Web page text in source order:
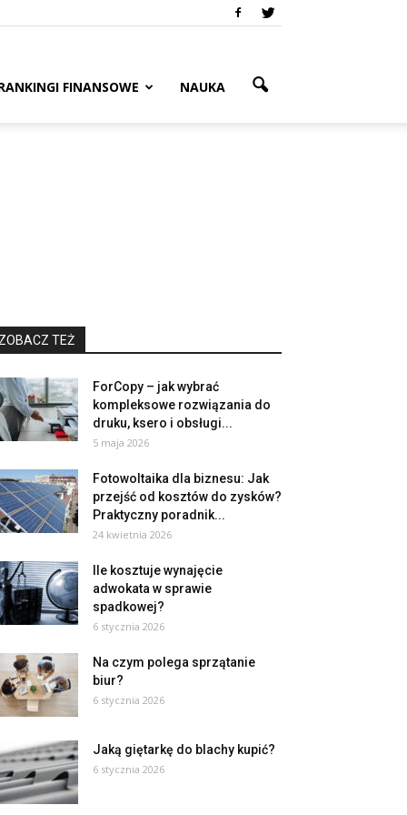
FINANSOWE NAUKA
ZOBACZ TEŻ
ForCopy – jak wybrać
kompleksowe rozwiązania do
druku, ksero i obsługi...
5 maja 2026
Fotowoltaika dla biznesu: Jak
przejść od kosztów do zysków?
Praktyczny poradnik...
24 kwietnia 2026
Ile kosztuje wynajęcie
adwokata w sprawie
spadkowej?
6 stycznia 2026
Na czym polega sprzątanie
biur?
6 stycznia 2026
Jaką giętarkę do blachy kupić?
6 stycznia 2026